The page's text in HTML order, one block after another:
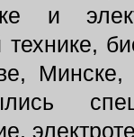
и
технике,
Минске,